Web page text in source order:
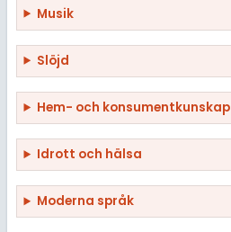
Musik
Slöjd
Hem- och konsumentkunskap
Idrott och hälsa
Moderna språk